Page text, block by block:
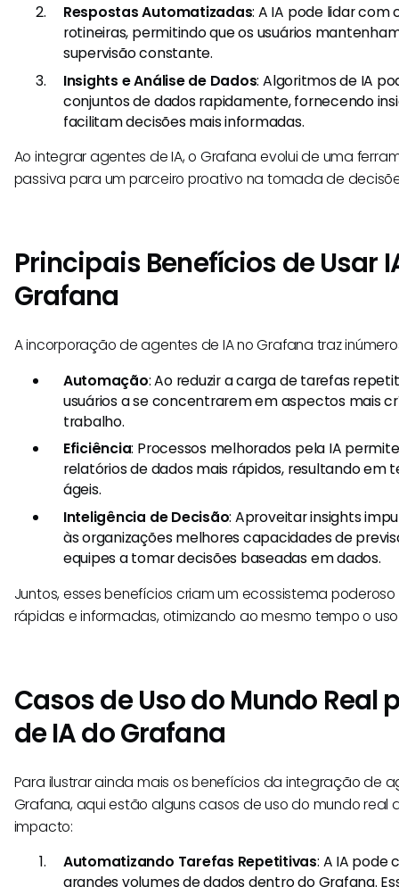
Respostas Automatizadas: A IA pode lidar com
rotineiras, permitindo que os usuários
supervisão constante.
Insights e Análise de Dados: Algoritmos de IA
conjuntos de dados rapidamente, fornecendo
facilitam decisões mais informadas.
Ao integrar agentes de IA, o Grafana evolui de uma
passiva para um parceiro proativo na tomada de
Principais Benefícios de Usar
Grafana
A incorporação de agentes de IA no Grafana traz
Automação: Ao reduzir a carga de tarefas
usuários a se concentrarem em aspectos mais
trabalho.
Eficiência: Processos melhorados pela IA
relatórios de dados mais rápidos, resultando em
ágeis.
Inteligência de Decisão: Aproveitar insights
às organizações melhores capacidades de
equipes a tomar decisões baseadas em dados.
Juntos, esses benefícios criam um ecossistema
rápidas e informadas, otimizando ao mesmo tempo o
Casos de Uso do Mundo Real
de IA do Grafana
Para ilustrar ainda mais os benefícios da integração de
Grafana, aqui estão alguns casos de uso do mundo real
impacto:
Automatizando Tarefas Repetitivas: A IA pode
grandes volumes de dados dentro do Grafana.